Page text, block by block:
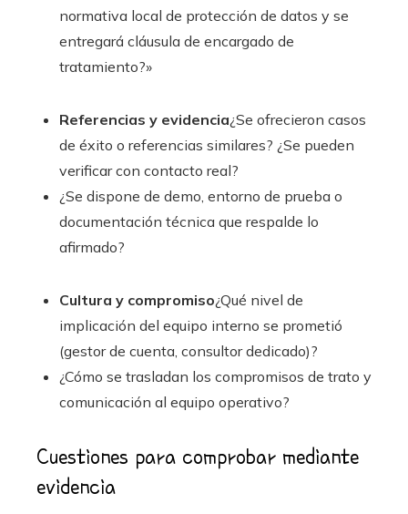
normativa local de protección de datos y se
entregará cláusula de encargado de
tratamiento?»
Referencias y evidencia¿Se ofrecieron casos
de éxito o referencias similares? ¿Se pueden
verificar con contacto real?
¿Se dispone de demo, entorno de prueba o
documentación técnica que respalde lo
afirmado?
Cultura y compromiso¿Qué nivel de
implicación del equipo interno se prometió
(gestor de cuenta, consultor dedicado)?
¿Cómo se trasladan los compromisos de trato y
comunicación al equipo operativo?
Cuestiones para comprobar mediante
evidencia